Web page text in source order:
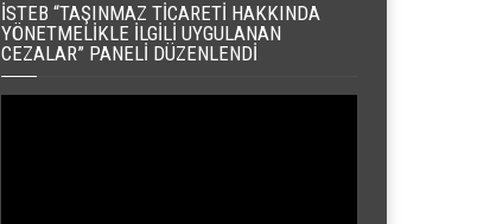
İSTEB “TAŞINMAZ TICARETI HAKKINDA
YÖNETMELIKLE İLGILI UYGULANAN
CEZALAR” PANELI DÜZENLENDI